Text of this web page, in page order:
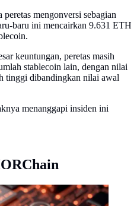
mengonversi sebagian
baru ini mencairkan 9.631 ETH
keuntungan, peretas masih
stablecoin lain, dengan nilai
dibandingkan nilai awal
menanggapi insiden ini
(ETH). (Foto by AI)